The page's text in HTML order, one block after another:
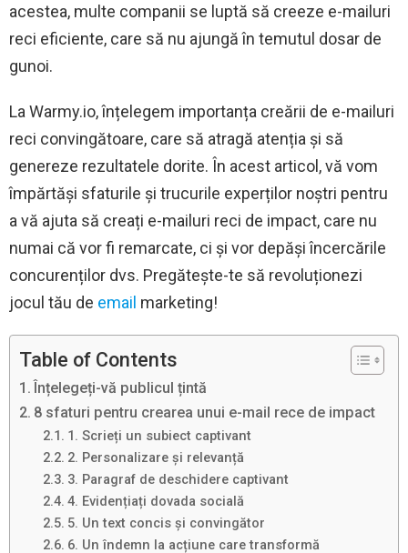
acestea, multe companii se luptă să creeze e-mailuri
reci eficiente, care să nu ajungă în temutul dosar de
gunoi.
La Warmy.io, înțelegem importanța creării de e-mailuri
reci convingătoare, care să atragă atenția și să
genereze rezultatele dorite. În acest articol, vă vom
împărtăși sfaturile și trucurile experților noștri pentru
a vă ajuta să creați e-mailuri reci de impact, care nu
numai că vor fi remarcate, ci și vor depăși încercările
concurenților dvs. Pregătește-te să revoluționezi
jocul tău de email marketing!
Table of Contents
Înțelegeți-vă publicul țintă
8 sfaturi pentru crearea unui e-mail rece de impact
1. Scrieți un subiect captivant
2. Personalizare și relevanță
3. Paragraf de deschidere captivant
4. Evidențiați dovada socială
5. Un text concis și convingător
6. Un îndemn la acțiune care transformă